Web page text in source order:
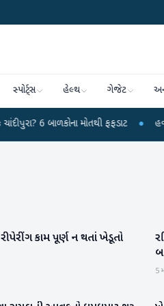
સ્પોર્ટ્સ હેલ્થ ગેજેટ
મોતથી ફફડાટ ● હવામાન
કામ પૂર્ણ ન થતાં ખેડૂતો
5